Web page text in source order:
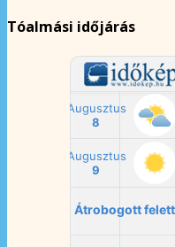
Tóalmási időjárás